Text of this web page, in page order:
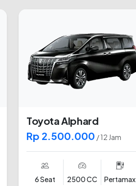
Toyota Alphard
Rp 2.500.000 / 12 Jam
6 Seat 2500 CC Pertamax